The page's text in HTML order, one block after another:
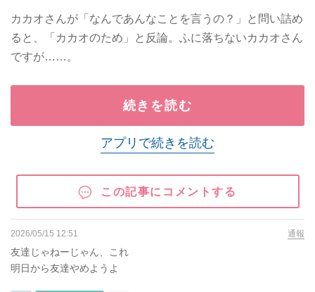
カカオさんが「なんであんなことを言うの？」と問い詰め
ると、「カカオのため」と反論。ふに落ちないカカオさん
ですが……。
続きを読む
アプリで続きを読む
この記事にコメントする
2026/05/15 12:51 通報
友達じゃねーじゃん、これ
明日から友達やめようよ